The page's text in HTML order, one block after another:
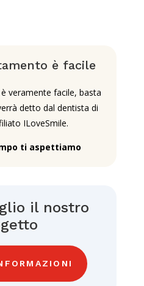
è facile
veramente facile, basta
detto dal dentista di
ILoveSmile.
ti aspettiamo
il nostro